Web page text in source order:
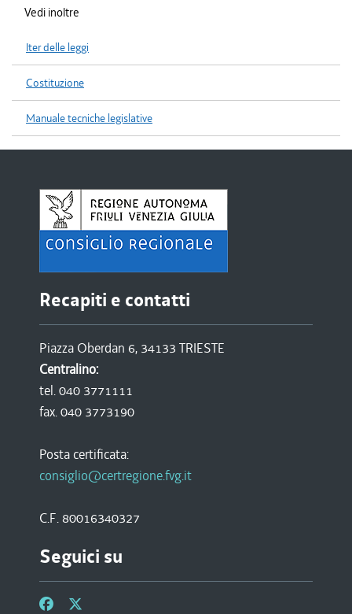
Vedi inoltre
Iter delle leggi
Costituzione
Manuale tecniche legislative
Recapiti e contatti
Piazza Oberdan 6, 34133 TRIESTE
Centralino:
tel. 040 3771111
fax. 040 3773190
Posta certificata:
consiglio@certregione.fvg.it
C.F. 80016340327
Seguici su